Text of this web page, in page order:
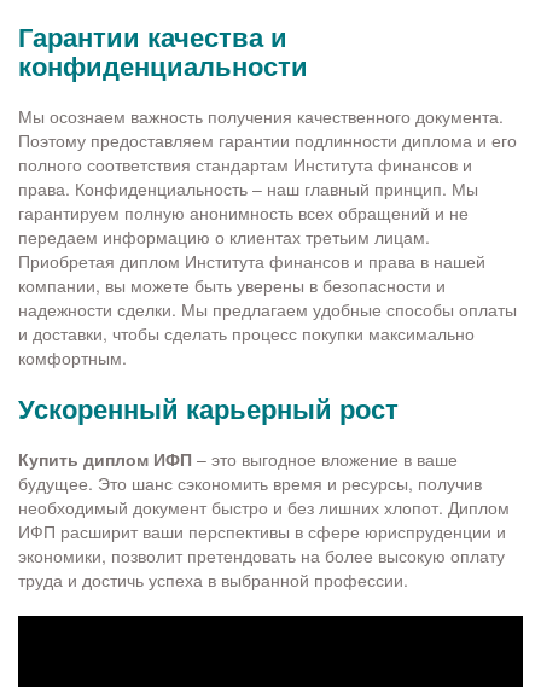
Гарантии качества и
конфиденциальности
Мы осознаем важность получения качественного документа.
Поэтому предоставляем гарантии подлинности диплома и его
полного соответствия стандартам Института финансов и
права. Конфиденциальность – наш главный принцип. Мы
гарантируем полную анонимность всех обращений и не
передаем информацию о клиентах третьим лицам.
Приобретая диплом Института финансов и права в нашей
компании, вы можете быть уверены в безопасности и
надежности сделки. Мы предлагаем удобные способы оплаты
и доставки, чтобы сделать процесс покупки максимально
комфортным.
Ускоренный карьерный рост
Купить диплом ИФП – это выгодное вложение в ваше
будущее. Это шанс сэкономить время и ресурсы, получив
необходимый документ быстро и без лишних хлопот. Диплом
ИФП расширит ваши перспективы в сфере юриспруденции и
экономики, позволит претендовать на более высокую оплату
труда и достичь успеха в выбранной профессии.